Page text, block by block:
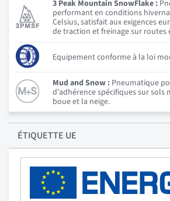
3 Peak Mountain SnowFlake :
performant en conditions
Celsius, satisfait aux exigences
de traction et freinage sur routes
Equipement conforme à la loi
Mud and Snow : Pneumatique
d'adhérence spécifiques sur sols
boue et la neige.
ÉTIQUETTE UE